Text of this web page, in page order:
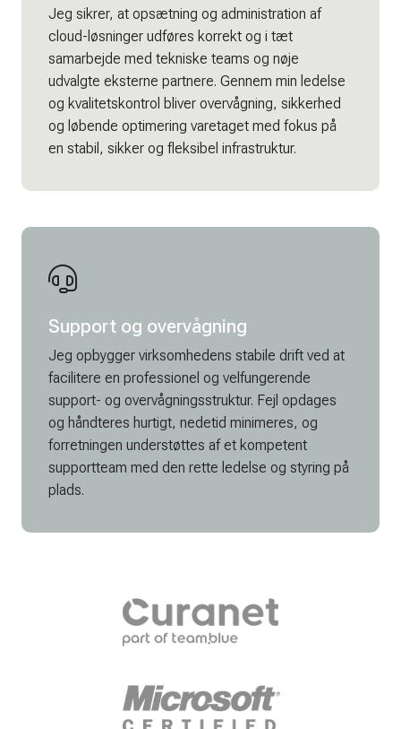
Jeg sikrer, at opsætning og administration af
cloud-løsninger udføres korrekt og i tæt
samarbejde med tekniske teams og nøje
udvalgte eksterne partnere. Gennem min ledelse
og kvalitetskontrol bliver overvågning, sikkerhed
og løbende optimering varetaget med fokus på
en stabil, sikker og fleksibel infrastruktur.
Support og overvågning
Jeg opbygger virksomhedens stabile drift ved at
facilitere en professionel og velfungerende
support- og overvågningsstruktur. Fejl opdages
og håndteres hurtigt, nedetid minimeres, og
forretningen understøttes af et kompetent
supportteam med den rette ledelse og styring på
plads.